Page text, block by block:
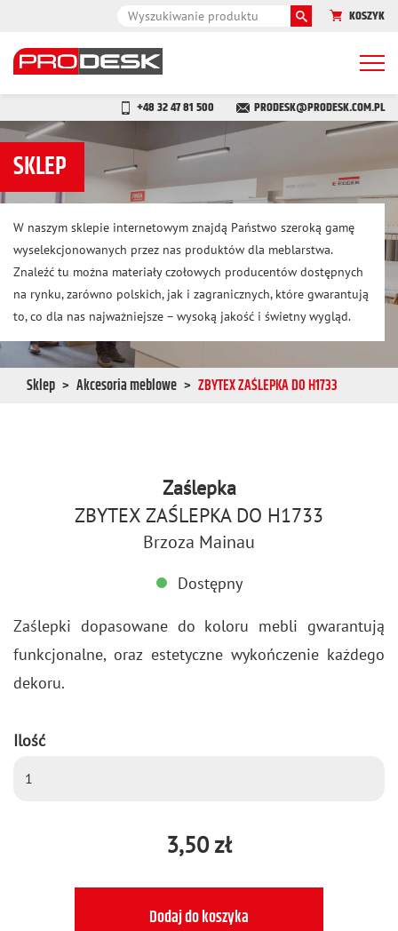
KOSZYK
+48 32 47 81 500 PRODESK@PRODESK.COM.PL
SKLEP
W naszym sklepie internetowym znajdą Państwo szeroką gamę
wyselekcjonowanych przez nas produktów dla meblarstwa.
Znaleźć tu można materiały czołowych producentów dostępnych
na rynku, zarówno polskich, jak i zagranicznych, które gwarantują
to, co dla nas najważniejsze – wysoką jakość i świetny wygląd.
Sklep Akcesoria meblowe ZBYTEX ZAŚLEPKA DO H1733
Zaślepka
ZBYTEX ZAŚLEPKA DO H1733
Brzoza Mainau
Dostępny
Za­ślep­ki do­pa­so­wa­ne do ko­lo­ru mebli gwa­ran­tu­ją
funk­cjo­nal­ne, oraz es­te­tycz­ne wy­koń­cze­nie każ­de­go
de­ko­ru.
Ilość
3,50 zł
Dodaj do koszyka